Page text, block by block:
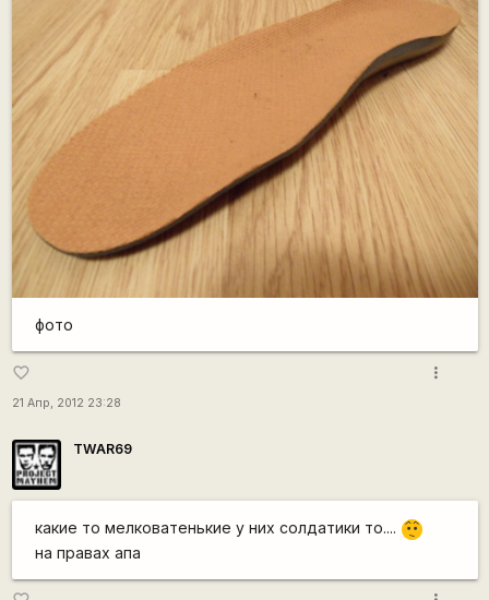
фото
favorite_border
21 Апр, 2012 23:28
more_vert
TWAR69
какие то мелковатенькие у них солдатики то.... :-/
на правах апа